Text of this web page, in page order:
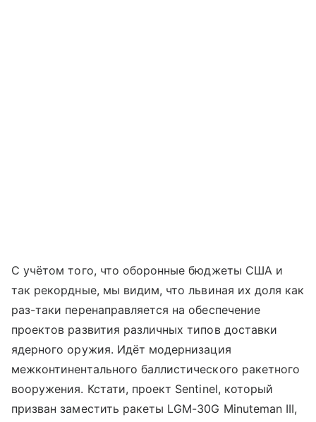
С учётом того, что оборонные бюджеты США и
так рекордные, мы видим, что львиная их доля как
раз-таки перенаправляется на обеспечение
проектов развития различных типов доставки
ядерного оружия. Идёт модернизация
межконтинентального баллистического ракетного
вооружения. Кстати, проект Sentinel, который
призван заместить ракеты LGM-30G Minuteman III,